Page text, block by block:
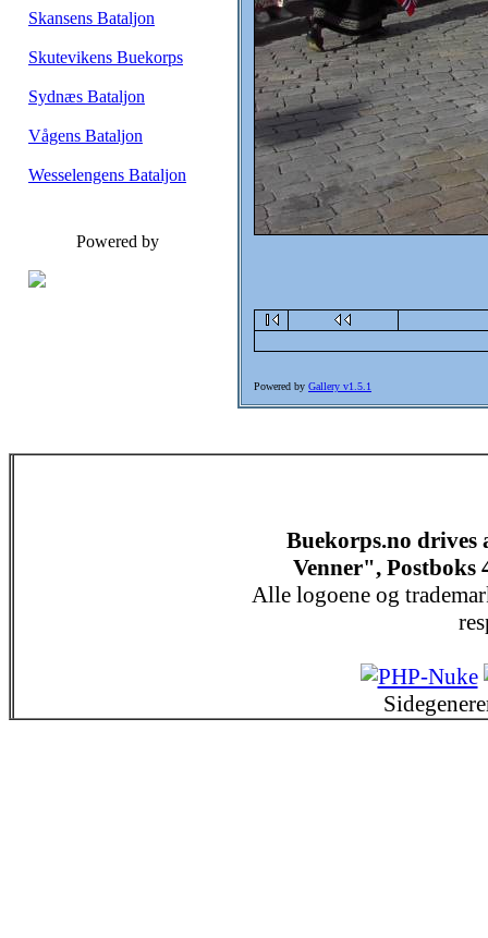
Skansens Bataljon
Skutevikens Buekorps
Sydnæs Bataljon
Vågens Bataljon
Wesselengens Bataljon
Powered by
Powered by Gallery v1.5.1
Buekorps.no drives
Venner", Postboks
Alle logoene og